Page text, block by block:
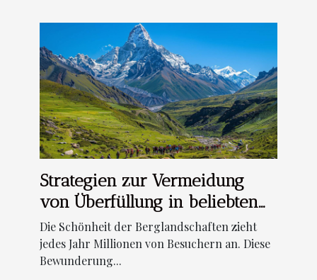
Strategien zur Vermeidung
von Überfüllung in beliebten
Bergregionen
Die Schönheit der Berglandschaften zieht
jedes Jahr Millionen von Besuchern an. Diese
Bewunderung...